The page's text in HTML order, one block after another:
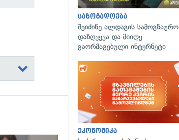
საზოგადოება
შეიძინე ალდაგის სამოგზაურო
დაზღვევა და მიიღე
გაორმაგებული ინტერნეტი
ეკონომიკა